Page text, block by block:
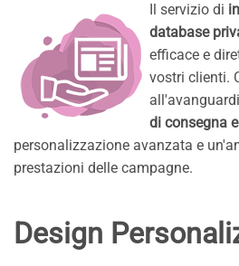
Il servizio di
database
efficace e
vostri clienti.
di consegna
personalizzazione avanzata e
prestazioni delle campagne.
Design